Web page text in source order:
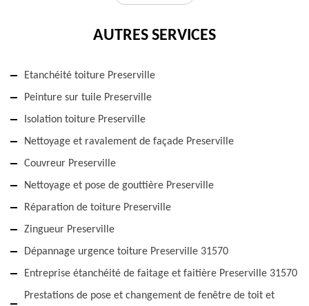
AUTRES SERVICES
Etanchéité toiture Preserville
Peinture sur tuile Preserville
Isolation toiture Preserville
Nettoyage et ravalement de façade Preserville
Couvreur Preserville
Nettoyage et pose de gouttière Preserville
Réparation de toiture Preserville
Zingueur Preserville
Dépannage urgence toiture Preserville 31570
Entreprise étanchéité de faitage et faitière Preserville 31570
Prestations de pose et changement de fenêtre de toit et